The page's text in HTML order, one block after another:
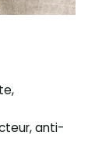
anti-